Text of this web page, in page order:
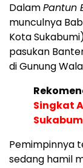
DalamPantun
munculnya
Kota
pasukan
di Gunung
Singkat
Pemimpinnya
sedang hamil